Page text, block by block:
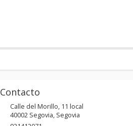
Contacto
Calle del Morillo, 11 local
40002 Segovia, Segovia